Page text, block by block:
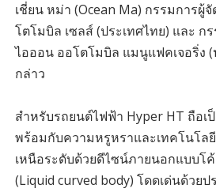
เชี่ยน หม่า (Ocean Ma) กรรมการผู้
โตโมบิล เซลส์ (ประเทศไทย) และ ก
ไอออน ออโตโมบิล แมนูแฟคเจอริ่ง (
กล่าว
สำหรับรถยนต์ไฟฟ้า Hyper HT ถือเ
พร้อมกับความหรูหราและเทคโนโล
เหนือระดับด้วยดีไซน์ภายนอกแบบโ
(Liquid curved body) โดดเด่นด้วย